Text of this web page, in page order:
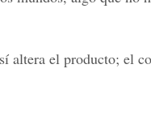
altera el producto; el